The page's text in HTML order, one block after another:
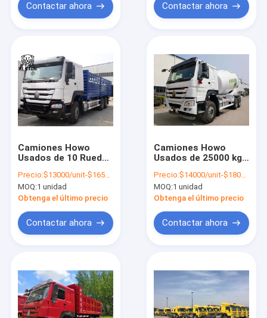
Productos
Sobre nosotros
Contactar ahora Contactar ahora
Camiones Howo
Usados de 10 Ruedas
Carga con Valla de 20
Toneladas y 30
Toneladas
Precio:$13000/unit-$16500/unit
MOQ:1 unidad
Obtenga el último precio
Contactar ahora
Camiones Howo
Usados de 25000 kg
Camión Mezclador
de Cemento de
Hormigón Usado
Precio:$14000/unit-$18000/unit
MOQ:1 unidad
Obtenga el último precio
Contactar ahora